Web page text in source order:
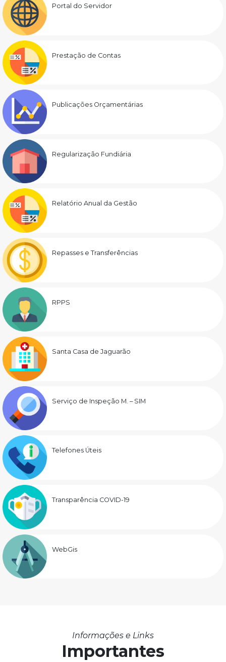
Portal do Servidor
Prestação de Contas
Publicações Orçamentárias
Regularização Fundiária
Relatório Anual da Gestão
Repasses e Transferências
RPPS
Santa Casa de Jaguarão
Serviço de Inspeção M. – SIM
Telefones Úteis
Transparência COVID-19
WebGis
Informações e Links
Importantes